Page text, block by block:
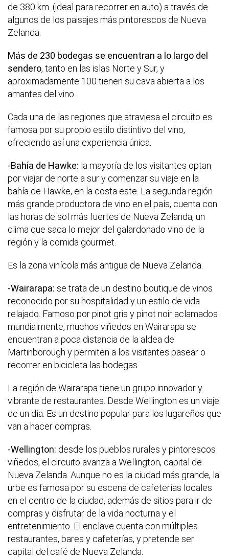
de 380 km. (ideal para recorrer en auto) a través de
algunos de los paisajes más pintorescos de Nueva
Zelanda.
Más de 230 bodegas se encuentran a lo largo del
sendero, tanto en las islas Norte y Sur, y
aproximadamente 100 tienen su cava abierta a los
amantes del vino.
Cada una de las regiones que atraviesa el circuito es
famosa por su propio estilo distintivo del vino,
ofreciendo así una experiencia única.
-Bahía de Hawke: la mayoría de los visitantes optan
por viajar de norte a sur y comenzar su viaje en la
bahía de Hawke, en la costa este. La segunda región
más grande productora de vino en el país, cuenta con
las horas de sol más fuertes de Nueva Zelanda, un
clima que saca lo mejor del galardonado vino de la
región y la comida gourmet.
Es la zona vinícola más antigua de Nueva Zelanda.
-Wairarapa: se trata de un destino boutique de vinos
reconocido por su hospitalidad y un estilo de vida
relajado. Famoso por pinot gris y pinot noir aclamados
mundialmente, muchos viñedos en Wairarapa se
encuentran a poca distancia de la aldea de
Martinborough y permiten a los visitantes pasear o
recorrer en bicicleta las bodegas.
La región de Wairarapa tiene un grupo innovador y
vibrante de restaurantes. Desde Wellington es un viaje
de un día. Es un destino popular para los lugareños que
van a hacer compras.
-Wellington: desde los pueblos rurales y pintorescos
viñedos, el circuito avanza a Wellington, capital de
Nueva Zelanda. Aunque no es la ciudad más grande, la
urbe es famosa por su escena de cafeterías locales
en el centro de la ciudad, además de sitios para ir de
compras y disfrutar de la vida nocturna y el
entretenimiento. El enclave cuenta con múltiples
restaurantes, bares y cafeterías, y pretende ser
capital del café de Nueva Zelanda.